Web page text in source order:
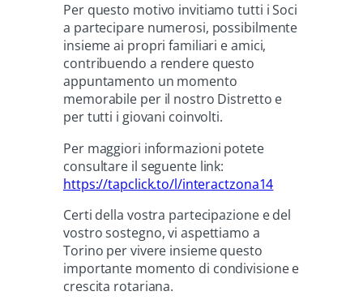
Per questo motivo invitiamo tutti i Soci
a partecipare numerosi, possibilmente
insieme ai propri familiari e amici,
contribuendo a rendere questo
appuntamento un momento
memorabile per il nostro Distretto e
per tutti i giovani coinvolti.
Per maggiori informazioni potete
consultare il seguente link:
https://tapclick.to/l/interactzona14
Certi della vostra partecipazione e del
vostro sostegno, vi aspettiamo a
Torino per vivere insieme questo
importante momento di condivisione e
crescita rotariana.